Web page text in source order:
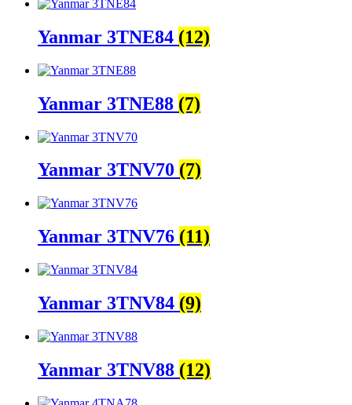
Yanmar 3TNE84 (12)
Yanmar 3TNE88 (7)
Yanmar 3TNV70 (7)
Yanmar 3TNV76 (11)
Yanmar 3TNV84 (9)
Yanmar 3TNV88 (12)